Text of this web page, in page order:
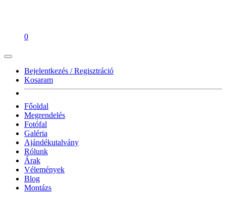
0
Bejelentkezés / Regisztráció
Kosaram
Főoldal
Megrendelés
Fotófal
Galéria
Ajándékutalvány
Rólunk
Árak
Vélemények
Blog
Montázs